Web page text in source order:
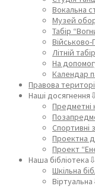
Вокальна
Музей
Табір
Військово-
Літній
На
Календар
Правова
Наші досягнення⇩
Предметні
Спортивні
Проектна
Проект
Наша бібліотека⇩
Шкільна